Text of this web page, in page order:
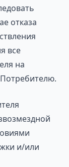
отказа
все
на
и/или